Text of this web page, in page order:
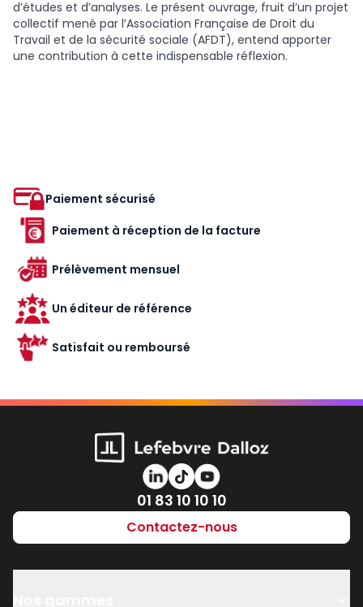
d’études et d’analyses. Le présent ouvrage, fruit d’un projet
collectif mené par l’Association Française de Droit du
Travail et de la sécurité sociale (AFDT), entend apporter
une contribution à cette indispensable réflexion.
Paiement sécurisé
Paiement à réception de la facture
Prélèvement mensuel
Un éditeur de référence
Satisfait ou remboursé
Numéro de téléphone
01 83 10 10 10
Contactez-nous